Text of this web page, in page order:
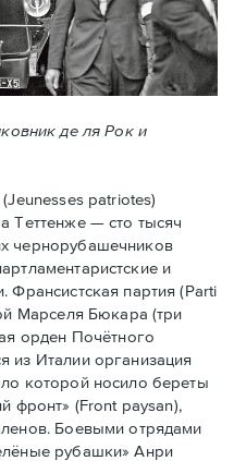
де ля Рок и
patriotes)
Тeттенже — cто тысяч
чернорубашечников
и
Франсистская партия (Parti
Марселя Бюкара (три
орден Почётного
из Италии организация
которой носило береты
фронт» (Front paysan),
Боевыми отрядами
рубашки» Анри